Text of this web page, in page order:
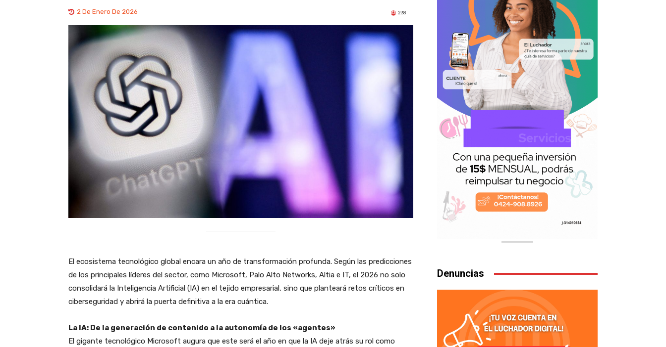
2 De Enero De 2026 238
El ecosistema tecnológico global encara un año de transformación profunda. Según las predicciones
de los principales líderes del sector, como Microsoft, Palo Alto Networks, Altia e IT, el 2026 no solo
consolidará la Inteligencia Artificial (IA) en el tejido empresarial, sino que planteará retos críticos en
ciberseguridad y abrirá la puerta definitiva a la era cuántica.
​La IA: De la generación de contenido a la autonomía de los «agentes»
​El gigante tecnológico Microsoft augura que este será el año en que la IA deje atrás su rol como
Denuncias